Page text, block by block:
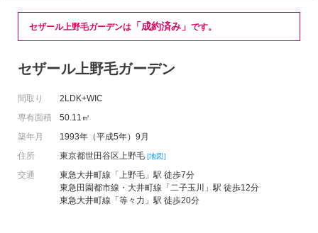
セザール上野毛ガーデンは 「成約済み」 です。
セザール上野毛ガーデン
間取り
2LDK+WIC
専有面積
50.11㎡
築年月
1993年（平成5年）9月
住所
東京都世田谷区上野毛 [地図]
交通
東急大井町線「上野毛」駅 徒歩7分
東急田園都市線・大井町線「二子玉川」駅 徒歩12分
東急大井町線「等々力」駅 徒歩20分